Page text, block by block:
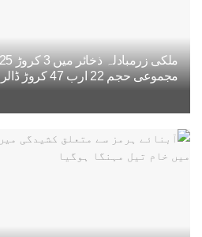
مجموعی حجم 22 ارب 47 کروڑ ڈالر تک پہنچ گیا